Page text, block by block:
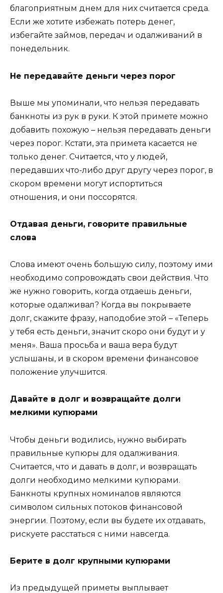
благоприятным днем для них считается среда.
Если же хотите избежать потерь денег,
избегайте займов, передач и одалживаний в
понедельник.
Не передавайте деньги через порог
Выше мы упоминали, что нельзя передавать
банкноты из рук в руки. К этой примете можно
добавить похожую – нельзя передавать деньги
через порог. Кстати, эта примета касается не
только денег. Считается, что у людей,
передавших что-либо друг другу через порог, в
скором времени могут испортиться
отношения, и они поссорятся.
Отдавая деньги, говорите правильные
слова
Слова имеют очень большую силу, поэтому ими
необходимо сопровождать свои действия. Что
же нужно говорить, когда отдаешь деньги,
которые одалживал? Когда вы покрываете
долг, скажите фразу, наподобие этой – «Теперь
у тебя есть деньги, значит скоро они будут и у
меня». Ваша просьба и ваша вера будут
услышаны, и в скором времени финансовое
положение улучшится.
Давайте в долг и возвращайте долги
мелкими купюрами
Чтобы деньги водились, нужно выбирать
правильные купюры для одалживания.
Считается, что и давать в долг, и возвращать
долги необходимо мелкими купюрами.
Банкноты крупных номиналов являются
символом сильных потоков финансовой
энергии. Поэтому, если вы будете их отдавать,
рискуете расстаться с ними навсегда.
Берите в долг крупными купюрами
Из предыдущей приметы выплывает